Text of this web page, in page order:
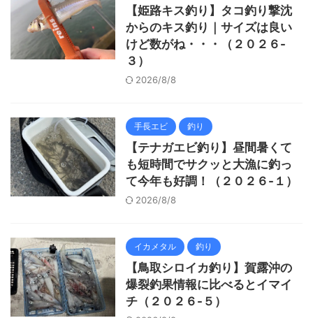
【姫路キス釣り】タコ釣り撃沈
からのキス釣り｜サイズは良い
けど数がね・・・（２０２６-
３）
2026/8/8
手長エビ 釣り
【テナガエビ釣り】昼間暑くて
も短時間でサクッと大漁に釣っ
て今年も好調！（２０２６-１）
2026/8/8
イカメタル 釣り
【鳥取シロイカ釣り】賀露沖の
爆裂釣果情報に比べるとイマイ
チ（２０２６-５）